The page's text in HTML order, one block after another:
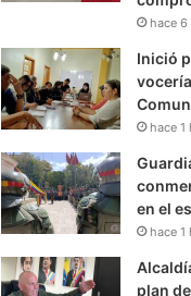
hace
Inició
hace 1
en el
hace 1
plan